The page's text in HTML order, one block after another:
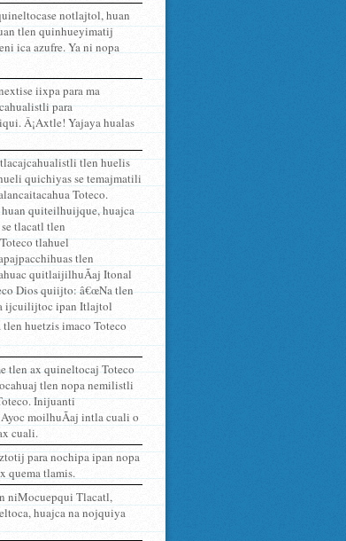
notlajtol, huan
tlen quinhueyimatij
ica azufre. Ya ni nopa
iixpa para ma
para
Â¡Axtle! Yajaya hualas
tlen huelis
quichiyas se temajmatili
Toteco.
quiteilhuijque, huajca
tlacatl tlen
tlahuel
tlen
quitlaijilhuÃ­aj Itonal
Dios quiijto: â€œNa tlen
ijcuilijtoc ipan Itlajtol
huetzis imaco Toteco
tlen ax quineltocaj Toteco
tlen nopa nemilistli
Inijuanti
moilhuÃ­aj intla cuali o
cuali.
para nochipa ipan nopa
quema tlamis.
niMocuepqui Tlacatl,
huajca na nojquiya